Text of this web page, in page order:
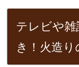
テレビや
き！火造り